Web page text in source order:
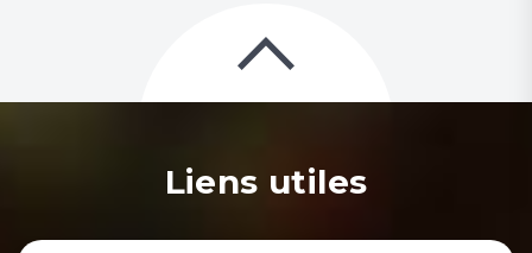
Liens utiles